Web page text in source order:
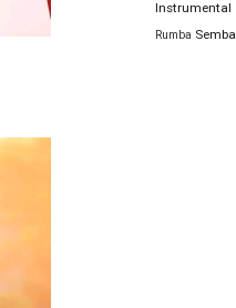
Instrumental
Rumba Semba